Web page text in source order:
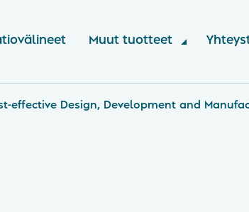
Muut tuotteet
effective Design, Development and